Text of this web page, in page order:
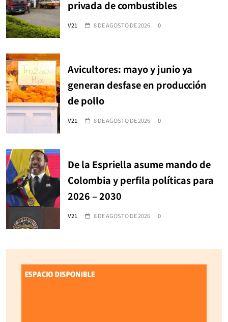
privada de combustibles
V21 8 DE AGOSTO DE 2026 0
Avicultores: mayo y junio ya
generan desfase en producción
de pollo
V21 8 DE AGOSTO DE 2026 0
De la Espriella asume mando de
Colombia y perfila políticas para
2026 – 2030
V21 8 DE AGOSTO DE 2026 0